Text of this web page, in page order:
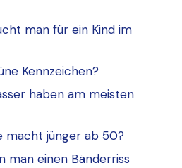
man für ein Kind im
Kennzeichen?
haben am meisten
macht jünger ab 50?
man einen Bänderriss